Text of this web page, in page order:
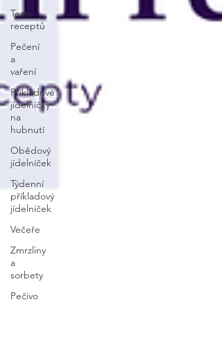
Testy
receptů
Pečení
a
vaření
Příkladové
jídelníčky
na
hubnutí
Obědový
jídelníček
Týdenní
příkladový
jídelníček
Večeře
Zmrzliny
a
sorbety
Pečivo